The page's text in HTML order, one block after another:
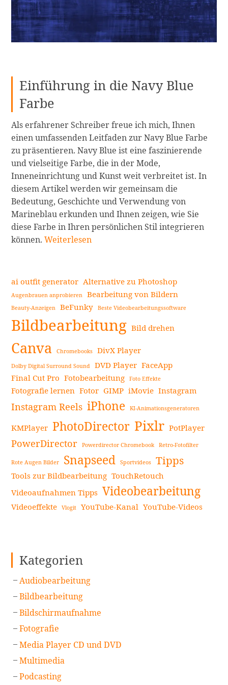
Einführung in die Navy Blue
Farbe
Als erfahrener Schreiber freue ich mich, Ihnen
einen umfassenden Leitfaden zur Navy Blue Farbe
zu präsentieren. Navy Blue ist eine faszinierende
und vielseitige Farbe, die in der Mode,
Inneneinrichtung und Kunst weit verbreitet ist. In
diesem Artikel werden wir gemeinsam die
Bedeutung, Geschichte und Verwendung von
Marineblau erkunden und Ihnen zeigen, wie Sie
diese Farbe in Ihren persönlichen Stil integrieren
können.Marineblau:
wissen
müssen
Der
Leitfaden
zur
Navy
Blue
Farbe
Weiterlesen
Seitenleiste
ai outfit generator Alternative zu Photoshop
Augenbrauen anprobieren Bearbeitung von Bildern
Beauty-Anzeigen BeFunky Beste Videobearbeitungssoftware
Bildbearbeitung Bild drehen
Canva Chromebooks DivX Player
Dolby Digital Surround Sound DVD Player FaceApp
Final Cut Pro Fotobearbeitung Foto Effekte
Fotografie lernen Fotor GIMP iMovie Instagram
Instagram Reels iPhone KI-Animationsgeneratoren
KMPlayer PhotoDirector Pixlr PotPlayer
PowerDirector Powerdirector Chromebook Retro-Fotofilter
Rote Augen Bilder Snapseed Sportvideos Tipps
Tools zur Bildbearbeitung TouchRetouch
Videoaufnahmen Tipps Videobearbeitung
Videoeffekte Vlogit YouTube-Kanal YouTube-Videos
Kategorien
Audiobearbeitung
Bildbearbeitung
Bildschirmaufnahme
Fotografie
Media Player CD und DVD
Multimedia
Podcasting